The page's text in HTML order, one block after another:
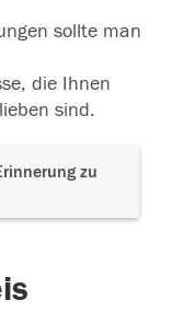
sollte man
die Ihnen
sind.
zu